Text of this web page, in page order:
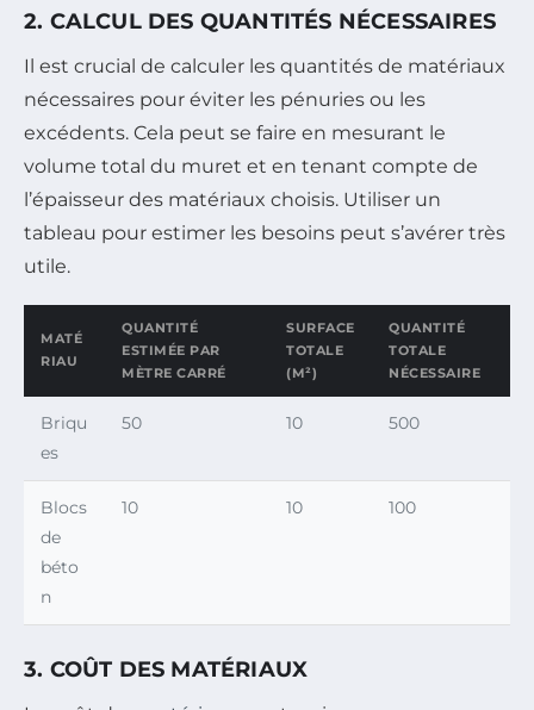
2. CALCUL DES QUANTITÉS NÉCESSAIRES
Il est crucial de calculer les quantités de matériaux
nécessaires pour éviter les pénuries ou les
excédents. Cela peut se faire en mesurant le
volume total du muret et en tenant compte de
l’épaisseur des matériaux choisis. Utiliser un
tableau pour estimer les besoins peut s’avérer très
utile.
MATÉ
RIAU
QUANTITÉ
ESTIMÉE PAR
MÈTRE CARRÉ
SURFACE
TOTALE
(M²)
QUANTITÉ
TOTALE
NÉCESSAIRE
Briqu
es
50 10 500
Blocs
de
béto
n
10 10 100
3. COÛT DES MATÉRIAUX